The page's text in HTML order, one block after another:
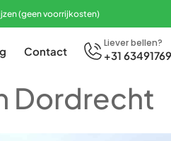
(geen voorrijkosten)
Contact
Liever bellen?
+31
Dordrecht